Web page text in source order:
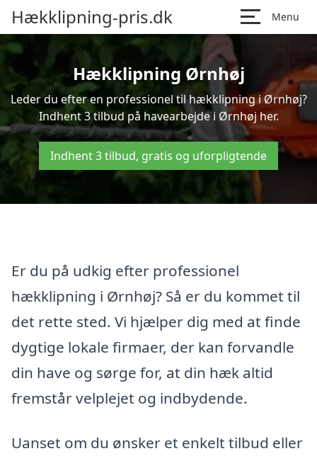
Hækklipning-pris.dk Menu
Hækklipning Ørnhøj
Leder du efter en professionel til hækklipning i Ørnhøj?
Indhent 3 tilbud på havearbejde i Ørnhøj her.
Indhent 3 tilbud, gratis og uforpligtende
Er du på udkig efter professionel
hækklipning i Ørnhøj? Så er du kommet til
det rette sted. Vi hjælper dig med at finde
dygtige lokale firmaer, der kan forvandle
din have og sørge for, at din hæk altid
fremstår velplejet og indbydende.
Uanset om du ønsker et enkelt tilbud eller